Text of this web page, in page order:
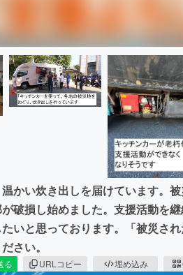
かい炊き出しを届けています。
破損し始めました。支援活動を
いと思っております。「被災さ
さい。
る URLコピー 埋め込み